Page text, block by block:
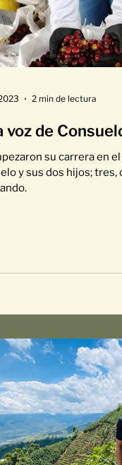
voz de
su carrera en
y sus dos hijos;
2 min de lectura